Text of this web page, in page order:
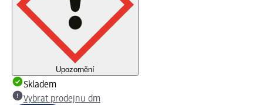
Upozornění
Skladem
Vybrat prodejnu dm